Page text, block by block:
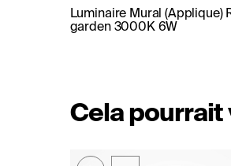
Luminaire Mural (Applique)
garden 3000K 6W
Cela